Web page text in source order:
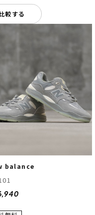
比較する
balance